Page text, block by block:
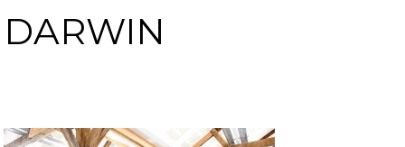
DARWIN